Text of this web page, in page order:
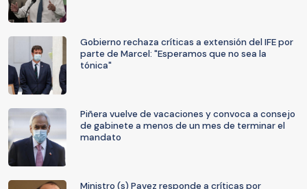
Gobierno rechaza críticas a extensión del IFE por
parte de Marcel: "Esperamos que no sea la
tónica"
Piñera vuelve de vacaciones y convoca a consejo
de gabinete a menos de un mes de terminar el
mandato
Ministro (s) Pavez responde a críticas por